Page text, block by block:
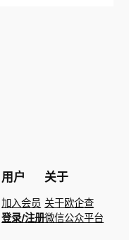
用户
加入会员
登录/注册
关于
关于欧企查
微信公众平台